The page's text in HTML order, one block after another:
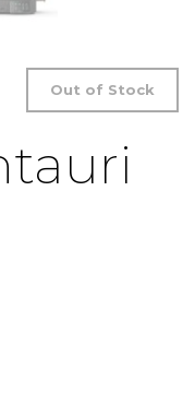
Out of Stock